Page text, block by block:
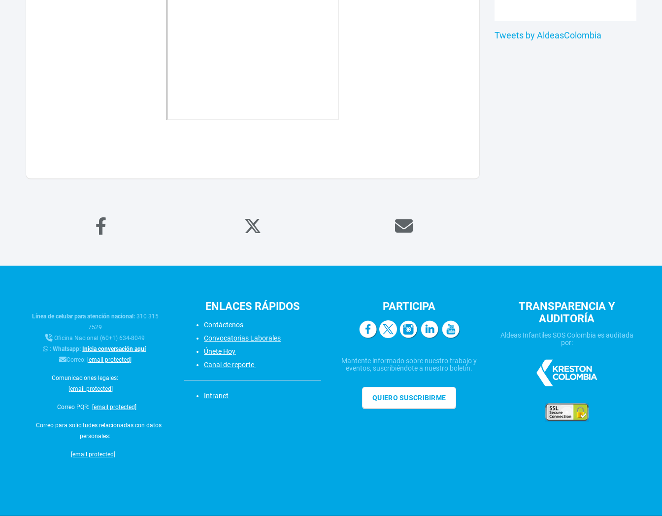
Tweets by AldeasColombia
Línea de celular para atención nacional: 310 315
7529
Oficina Nacional (60+1) 634-8049
:Whatsapp:Inicia conversación aquí
Correo: [email protected]
Comunicaciones legales:
[email protected]
Correo PQR: [email protected]
Correo para solicitudes relacionadas con datos
personales:
[email protected]
ENLACES RÁPIDOS
Contáctenos
Convocatorias Laborales
Únete Hoy
Canal de reporte
Intranet
PARTICIPA
Mantente informado sobre nuestro trabajo y
eventos, suscribiéndote a nuestro boletín.
QUIERO SUSCRIBIRME
TRANSPARENCIA Y
AUDITORÍA
Aldeas Infantiles SOS Colombia es auditada
por: